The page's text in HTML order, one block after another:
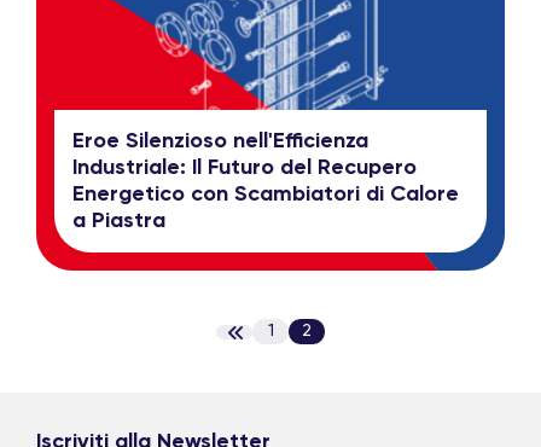
Eroe Silenzioso nell'Efficienza
Industriale: Il Futuro del Recupero
Energetico con Scambiatori di Calore
a Piastra
1 2
Iscriviti alla Newsletter